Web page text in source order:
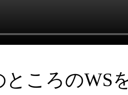
ところのWS